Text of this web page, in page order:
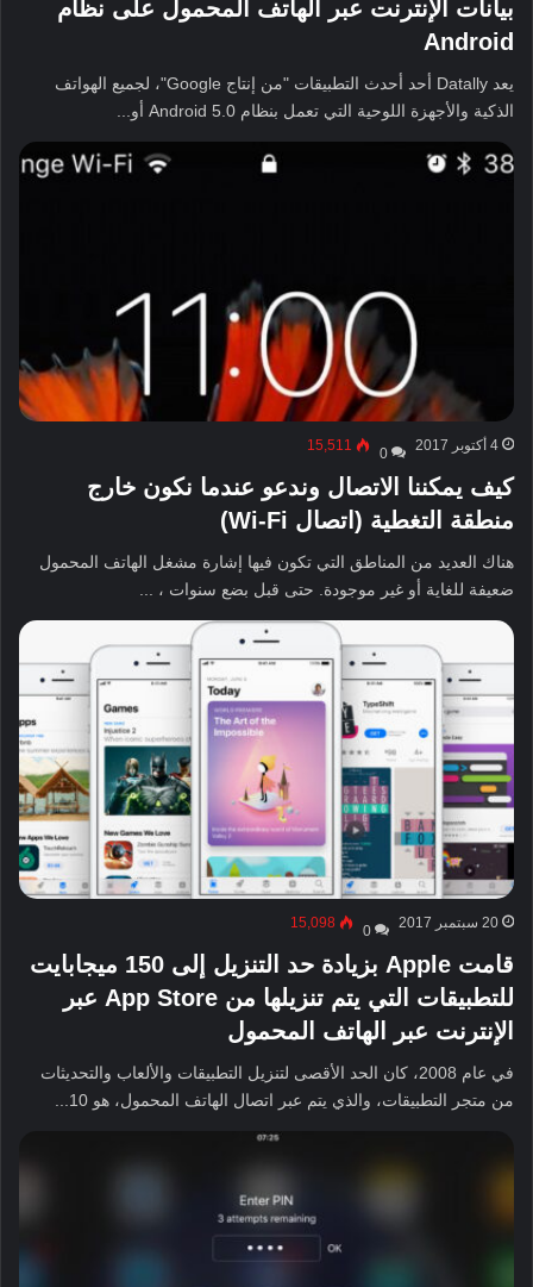
بيانات الإنترنت عبر الهاتف المحمول على نظام
Android
يعد Datally أحد أحدث التطبيقات "من إنتاج Google"، لجميع الهواتف
الذكية والأجهزة اللوحية التي تعمل بنظام Android 5.0 أو...
4 أكتوبر 2017 0
15,511
كيف يمكننا الاتصال وندعو عندما نكون خارج
منطقة التغطية (اتصال Wi-Fi)
هناك العديد من المناطق التي تكون فيها إشارة مشغل الهاتف المحمول
ضعيفة للغاية أو غير موجودة. حتى قبل بضع سنوات ، ...
20 سبتمبر 2017 0
15,098
قامت Apple بزيادة حد التنزيل إلى 150 ميجابايت
للتطبيقات التي يتم تنزيلها من App Store عبر
الإنترنت عبر الهاتف المحمول
في عام 2008، كان الحد الأقصى لتنزيل التطبيقات والألعاب والتحديثات
من متجر التطبيقات، والذي يتم عبر اتصال الهاتف المحمول، هو 10...